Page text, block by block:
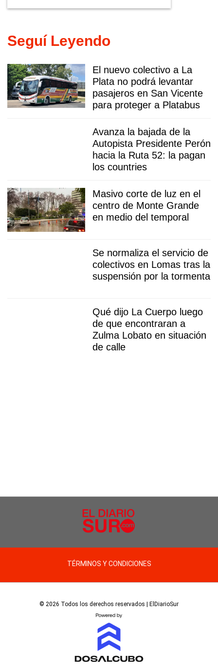
Seguí Leyendo
El nuevo colectivo a La
Plata no podrá levantar
pasajeros en San Vicente
para proteger a Platabus
Avanza la bajada de la
Autopista Presidente Perón
hacia la Ruta 52: la pagan
los countries
Masivo corte de luz en el
centro de Monte Grande
en medio del temporal
Se normaliza el servicio de
colectivos en Lomas tras la
suspensión por la tormenta
Qué dijo La Cuerpo luego
de que encontraran a
Zulma Lobato en situación
de calle
TÉRMINOS Y CONDICIONES
© 2026 Todos los derechos reservados | ElDiarioSur